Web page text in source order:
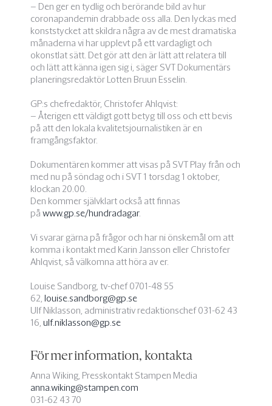
– Den ger en tydlig och berörande bild av hur
coronapandemin drabbade oss alla. Den lyckas med
konststycket att skildra några av de mest dramatiska
månaderna vi har upplevt på ett vardagligt och
okonstlat sätt. Det gör att den är lätt att relatera till
och lätt att känna igen sig i, säger SVT Dokumentärs
planeringsredaktör Lotten Bruun Esselin.
GP:s chefredaktör, Christofer Ahlqvist:
– Återigen ett väldigt gott betyg till oss och ett bevis
på att den lokala kvalitetsjournalistiken är en
framgångsfaktor.
Dokumentären kommer att visas på SVT Play från och
med nu på söndag och i SVT 1 torsdag 1 oktober,
klockan 20.00.
Den kommer självklart också att finnas
på www.gp.se/hundradagar.
Vi svarar gärna på frågor och har ni önskemål om att
komma i kontakt med Karin Jansson eller Christofer
Ahlqvist, så välkomna att höra av er.
Louise Sandborg, tv-chef 0701-48 55
62, louise.sandborg@gp.se
Ulf Niklasson, administrativ redaktionschef 031-62 43
16, ulf.niklasson@gp.se
För mer information, kontakta
Anna Wiking, Presskontakt Stampen Media
anna.wiking@stampen.com
031-62 43 70